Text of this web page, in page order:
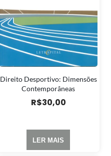
Direito Desportivo: Dimensões
Contemporâneas
R$30,00
LER MAIS